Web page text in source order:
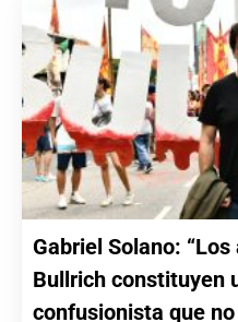
Gabriel Solano:
Bullrich constituyen
confusionista que